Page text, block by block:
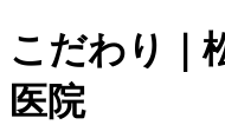
こだわり｜
医院